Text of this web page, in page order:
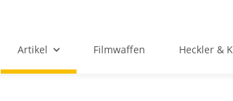
Artikel Filmwaffen Heckler &